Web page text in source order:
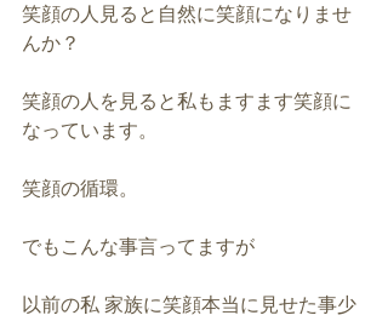
笑顔の人見ると自然に笑顔になりませ
んか？
笑顔の人を見ると私もますます笑顔に
なっています。
笑顔の循環。
でもこんな事言ってますが
以前の私 家族に笑顔本当に見せた事少